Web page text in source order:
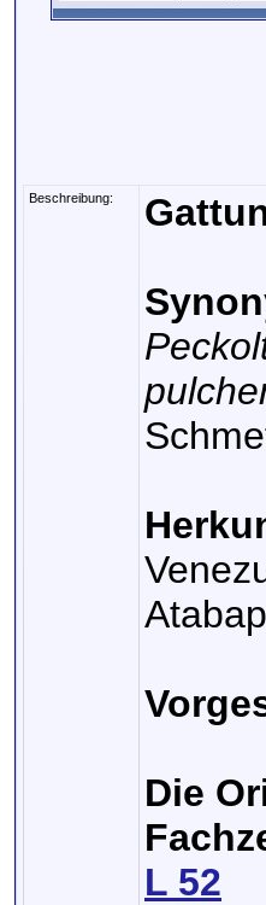
Beschreibung:
Die
L 52